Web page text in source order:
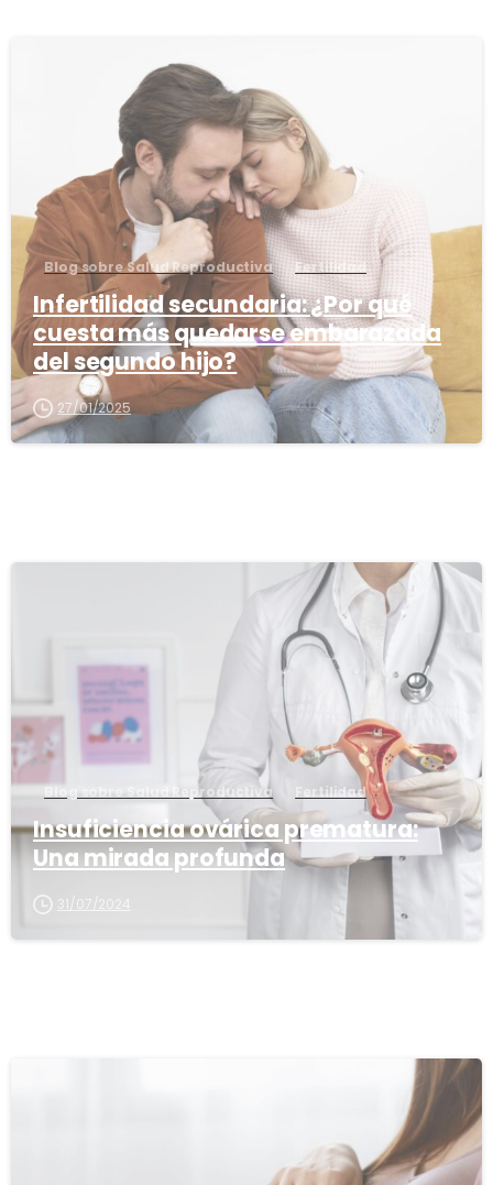
Blog sobre Salud Reproductiva Fertilidad
Infertilidad secundaria: ¿Por qué
cuesta más quedarse embarazada
del segundo hijo?
27/01/2025
Blog sobre Salud Reproductiva Fertilidad
Insuficiencia ovárica prematura:
Una mirada profunda
31/07/2024